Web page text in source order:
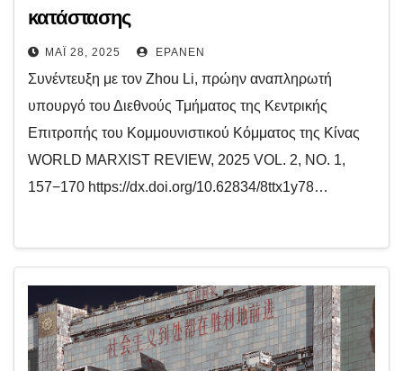
κατάστασης
ΜΆΙ 28, 2025 EPANEN
Συνέντευξη με τον Zhou Li, πρώην αναπληρωτή
υπουργό του Διεθνούς Τμήματος της Κεντρικής
Επιτροπής του Κομμουνιστικού Κόμματος της Κίνας
WORLD MARXIST REVIEW, 2025 VOL. 2, NO. 1,
157−170 https://dx.doi.org/10.62834/8ttx1y78…